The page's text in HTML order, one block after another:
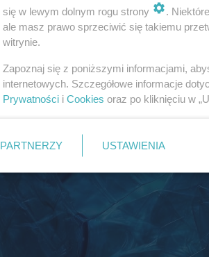
się w lewym dolnym rogu strony
.
ale masz prawo sprzeciwić się takiemu
witrynie.
Zapoznaj się z poniższymi informacjami,
internetowych. Szczegółowe informacje
Prywatności i Cookies oraz po kliknięciu w
PARTNERZY USTAWIENIA